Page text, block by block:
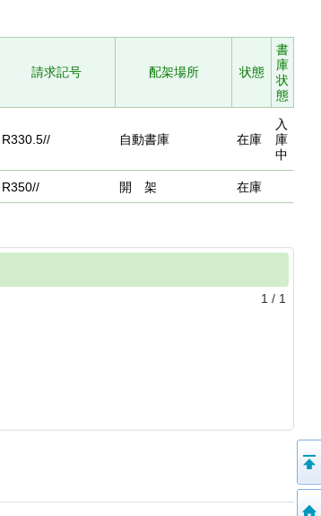
請求記号 配架場所 状態
書
庫
状
態
R330.5// 自動書庫 在庫
入
庫
中
R350// 開 架 在庫
1 / 1